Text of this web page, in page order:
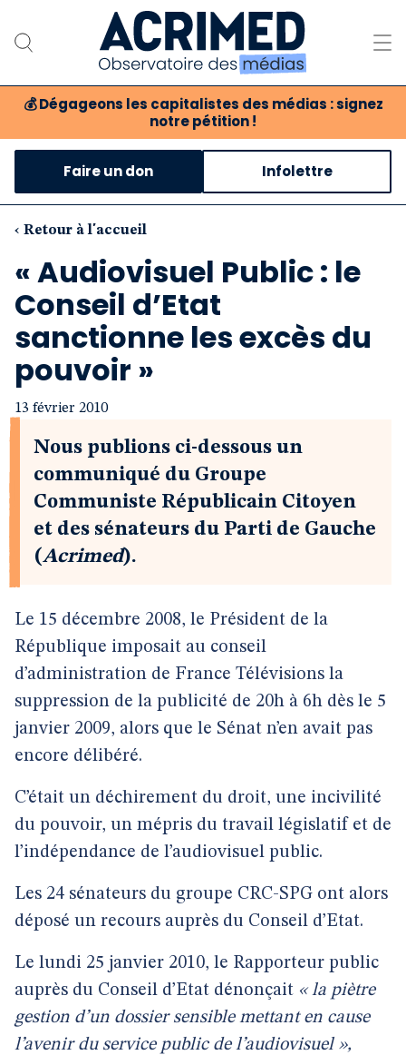
💰 Dégageons les capitalistes des médias : signez
notre pétition !
Notre association
Notre critique des médias
Nos propositions
Notre revue
Boutique
Faire un don Infolettre
‹ Retour à l'accueil
« Audiovisuel Public : le
Conseil d’Etat
sanctionne les excès du
pouvoir »
13 février 2010
Nous publions ci-dessous un
communiqué du Groupe
Communiste Républicain Citoyen
et des sénateurs du Parti de Gauche
(Acrimed).
Le 15 décembre 2008, le Président de la
République imposait au conseil
d’administration de France Télévisions la
suppression de la publicité de 20h à 6h dès le 5
janvier 2009, alors que le Sénat n’en avait pas
encore délibéré.
C’était un déchirement du droit, une incivilité
du pouvoir, un mépris du travail législatif et de
l’indépendance de l’audiovisuel public.
Les 24 sénateurs du groupe CRC-SPG ont alors
déposé un recours auprès du Conseil d’Etat.
Le lundi 25 janvier 2010, le Rapporteur public
auprès du Conseil d’Etat dénonçait « la piètre
gestion d’un dossier sensible mettant en cause
l’avenir du service public de l’audiovisuel »,